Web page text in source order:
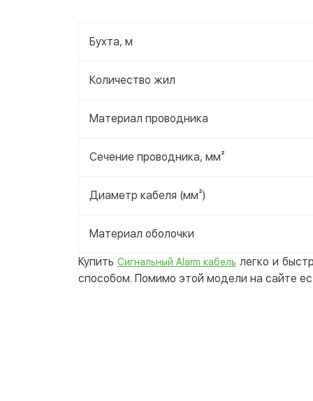
Бухта, м
Количество жил
Материал проводника
Сечение проводника, мм²
Диаметр кабеля (мм²)
Материал оболочки
Купить Сигнальный Alarm кабель легко и
способом. Помимо этой модели на сайте